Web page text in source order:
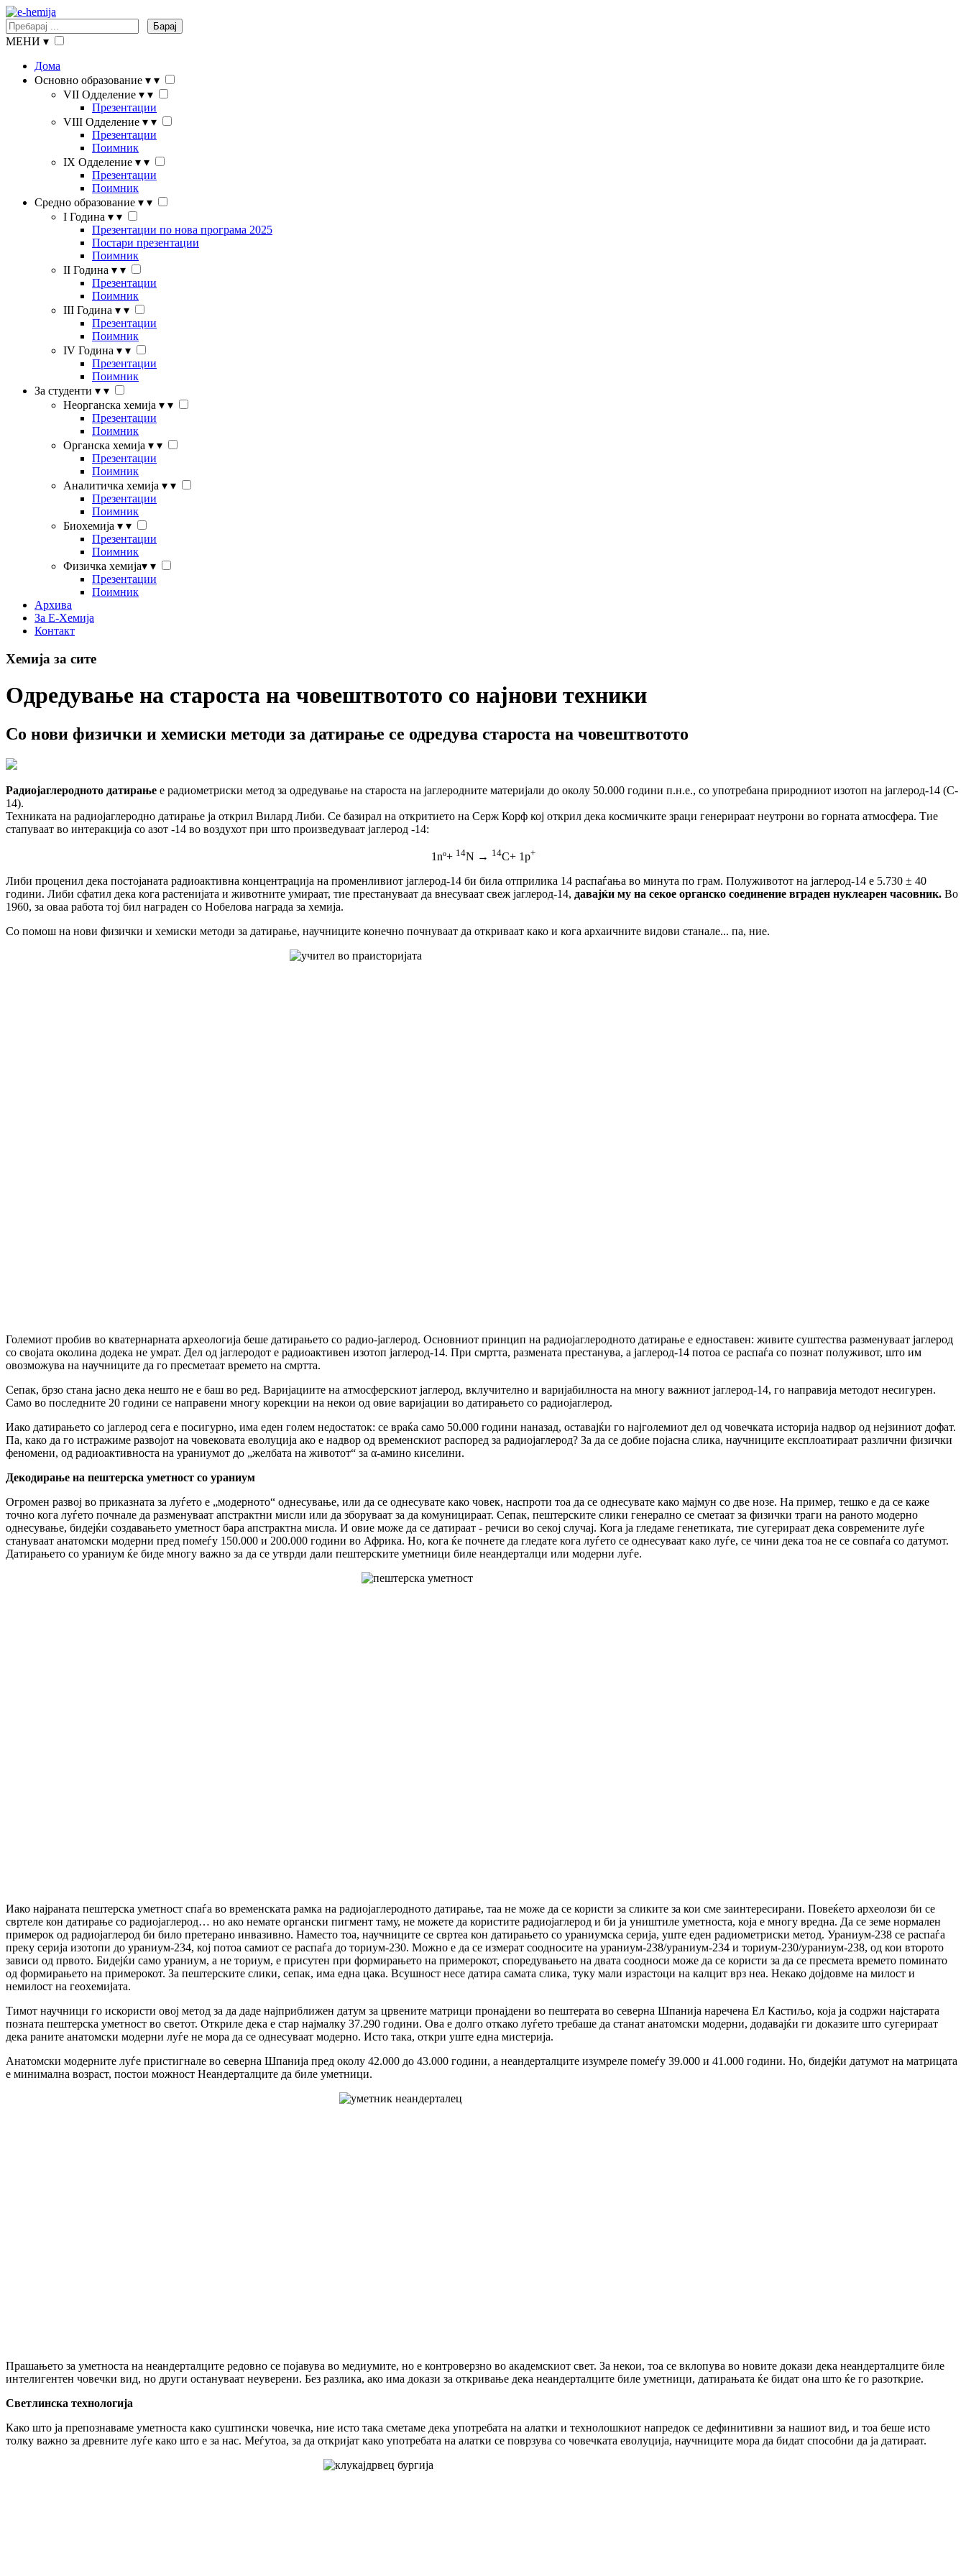
Барај
МЕНИ ▾
Дома
Основно образование ▾ ▾
VII Одделение ▾ ▾
Презентации
VIII Одделение ▾ ▾
Презентации
Поимник
IX Одделение ▾ ▾
Презентации
Поимник
Средно образование ▾ ▾
I Година ▾ ▾
Презентации по нова програма 2025
Постари презентации
Поимник
II Година ▾ ▾
Презентации
Поимник
III Година ▾ ▾
Презентации
Поимник
IV Година ▾ ▾
Презентации
Поимник
За студенти ▾ ▾
Неорганска хемија ▾ ▾
Презентации
Поимник
Органска хемија ▾ ▾
Презентации
Поимник
Аналитичка хемија ▾ ▾
Презентации
Поимник
Биохемија ▾ ▾
Презентации
Поимник
Физичка хемија▾ ▾
Презентации
Поимник
Архива
За Е-Хемија
Контакт
Хемија за сите
Одредување на староста на човештвотото со најнови техники
Со нови физички и хемиски методи за датирање се одредува староста на човештвотото
Радиојаглеродното датирање е радиометриски метод за одредување на староста на јаглеродните материјали до околу 50.000 години п.н.е., со употребана природниот изотоп на јаглерод-14 (C-
14).
Техниката на радиојаглеродно датирање ја открил Вилард Либи. Се базирал на откритието на Серж Корф кој открил дека космичките зраци генерираат неутрони во горната атмосфера. Тие
стапуваат во интеракција со азот -14 во воздухот при што произведуваат јаглерод -14:
1nº+ 14N → 14C+ 1p+
Либи проценил дека постојаната радиоактивна концентрација на променливиот јаглерод-14 би била отприлика 14 распаѓања во минута по грам. Полуживотот на јаглерод-14 е 5.730 ± 40
години. Либи сфатил дека кога растенијата и животните умираат, тие престануваат да внесуваат свеж јаглерод-14, давајќи му на секое органско соединение вграден нуклеарен часовник. Во
1960, за оваа работа тој бил награден со Нобелова награда за хемија.
Со помош на нови физички и хемиски методи за датирање, научниците конечно почнуваат да откриваат како и кога архаичните видови станале... па, ние.
Големиот пробив во кватернарната археологија беше датирањето со радио-јаглерод. Основниот принцип на радиојаглеродното датирање е едноставен: живите суштества разменуваат јаглерод
со својата околина додека не умрат. Дел од јаглеродот е радиоактивен изотоп јаглерод-14. При смртта, размената престанува, а јаглерод-14 потоа се распаѓа со познат полуживот, што им
овозможува на научниците да го пресметаат времето на смртта.
Сепак, брзо стана јасно дека нешто не е баш во ред. Варијациите на атмосферскиот јаглерод, вклучително и варијабилноста на многу важниот јаглерод-14, го направија методот несигурен.
Само во последните 20 години се направени многу корекции на некои од овие варијации во датирањето со радиојаглерод.
Иако датирањето со јаглерод сега е посигурно, има еден голем недостаток: се враќа само 50.000 години наназад, оставајќи го најголемиот дел од човечката историја надвор од нејзиниот дофат.
Па, како да го истражиме развојот на човековата еволуција ако е надвор од временскиот распоред за радиојаглерод? За да се добие појасна слика, научниците експлоатираат различни физички
феномени, од радиоактивноста на ураниумот до „желбата на животот“ за α-амино киселини.
Декодирање на пештерска уметност со ураниум
Огромен развој во приказната за луѓето е „модерното“ однесување, или да се однесувате како човек, наспроти тоа да се однесувате како мајмун со две нозе. На пример, тешко е да се каже
точно кога луѓето почнале да разменуваат апстрактни мисли или да зборуваат за да комуницираат. Сепак, пештерските слики генерално се сметаат за физички траги на раното модерно
однесување, бидејќи создавањето уметност бара апстрактна мисла. И овие може да се датираат - речиси во секој случај. Кога ја гледаме генетиката, тие сугерираат дека современите луѓе
стануваат анатомски модерни пред помеѓу 150.000 и 200.000 години во Африка. Но, кога ќе почнете да гледате кога луѓето се однесуваат како луѓе, се чини дека тоа не се совпаѓа со датумот.
Датирањето со ураниум ќе биде многу важно за да се утврди дали пештерските уметници биле неандерталци или модерни луѓе.
Иако најраната пештерска уметност спаѓа во временската рамка на радиојаглеродното датирање, таа не може да се користи за сликите за кои сме заинтересирани. Повеќето археолози би се
свртеле кон датирање со радиојаглерод… но ако немате органски пигмент таму, не можете да користите радиојаглерод и би ја уништиле уметноста, која е многу вредна. Да се земе нормален
примерок од радиојаглерод би било претерано инвазивно. Наместо тоа, научниците се свртеа кон датирањето со ураниумска серија, уште еден радиометриски метод. Ураниум-238 се распаѓа
преку серија изотопи до ураниум-234, кој потоа самиот се распаѓа до ториум-230. Можно е да се измерат соодносите на ураниум-238/ураниум-234 и ториум-230/ураниум-238, од кои второто
зависи од првото. Бидејќи само ураниум, а не ториум, е присутен при формирањето на примерокот, споредувањето на двата соодноси може да се користи за да се пресмета времето поминато
од формирањето на примерокот. За пештерските слики, сепак, има една цака. Всушност несе датира самата слика, туку мали израстоци на калцит врз неа. Некако дојдовме на милост и
немилост на геохемијата.
Тимот научници го искористи овој метод за да даде најприближен датум за црвените матрици пронајдени во пештерата во северна Шпанија наречена Ел Кастиљо, која ја содржи најстарата
позната пештерска уметност во светот. Откриле дека е стар најмалку 37.290 години. Ова е долго откако луѓето требаше да станат анатомски модерни, додавајќи ги доказите што сугерираат
дека раните анатомски модерни луѓе не мора да се однесуваат модерно. Исто така, откри уште една мистерија.
Анатомски модерните луѓе пристигнале во северна Шпанија пред околу 42.000 до 43.000 години, а неандерталците изумреле помеѓу 39.000 и 41.000 години. Но, бидејќи датумот на матрицата
е минимална возраст, постои можност Неандерталците да биле уметници.
Прашањето за уметноста на неандерталците редовно се појавува во медиумите, но е контроверзно во академскиот свет. За некои, тоа се вклопува во новите докази дека неандерталците биле
интелигентен човечки вид, но други остануваат неуверени. Без разлика, ако има докази за откривање дека неандерталците биле уметници, датирањата ќе бидат она што ќе го разоткрие.
Светлинска технологија
Како што ја препознаваме уметноста како суштински човечка, ние исто така сметаме дека употребата на алатки и технолошкиот напредок се дефинитивни за нашиот вид, и тоа беше исто
толку важно за древните луѓе како што е за нас. Меѓутоа, за да откријат како употребата на алатки се поврзува со човечката еволуција, научниците мора да бидат способни да ја датираат.